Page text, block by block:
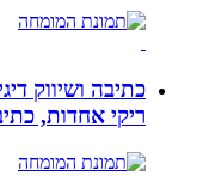
כתיבה ושיווק
ריקי אחדות,